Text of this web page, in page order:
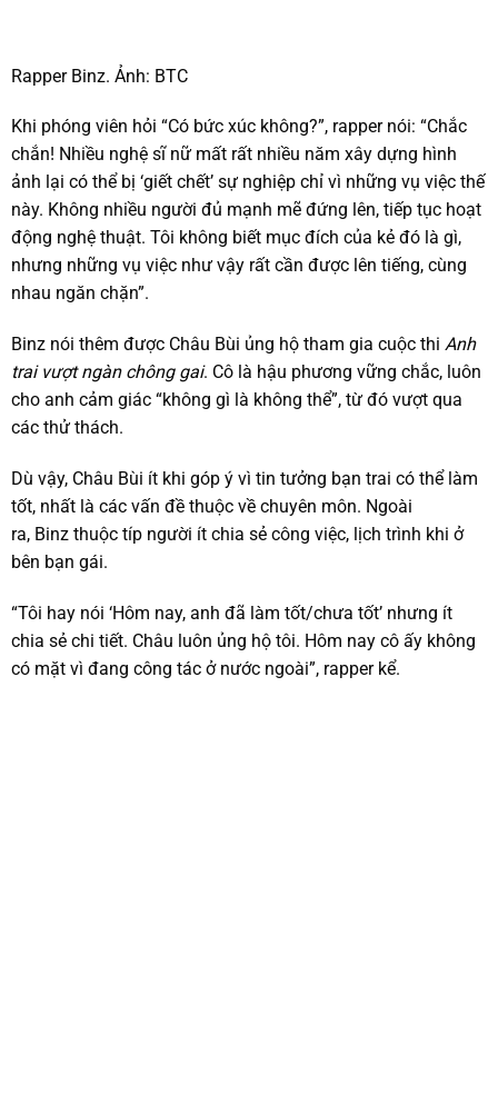
Rapper Binz. Ảnh: BTC
Khi phóng viên hỏi “Có bức xúc không?”, rapper nói: “Chắc
chắn! Nhiều nghệ sĩ nữ mất rất nhiều năm xây dựng hình
ảnh lại có thể bị ‘giết chết’ sự nghiệp chỉ vì những vụ việc thế
này. Không nhiều người đủ mạnh mẽ đứng lên, tiếp tục hoạt
động nghệ thuật. Tôi không biết mục đích của kẻ đó là gì,
nhưng những vụ việc như vậy rất cần được lên tiếng, cùng
nhau ngăn chặn”.
Binz nói thêm được Châu Bùi ủng hộ tham gia cuộc thi Anh
trai vượt ngàn chông gai. Cô là hậu phương vững chắc, luôn
cho anh cảm giác “không gì là không thể”, từ đó vượt qua
các thử thách.
Dù vậy, Châu Bùi ít khi góp ý vì tin tưởng bạn trai có thể làm
tốt, nhất là các vấn đề thuộc về chuyên môn. Ngoài
ra, Binz thuộc típ người ít chia sẻ công việc, lịch trình khi ở
bên bạn gái.
“Tôi hay nói ‘Hôm nay, anh đã làm tốt/chưa tốt’ nhưng ít
chia sẻ chi tiết. Châu luôn ủng hộ tôi. Hôm nay cô ấy không
có mặt vì đang công tác ở nước ngoài”, rapper kể.